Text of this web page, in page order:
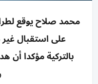
محمد صلاح يوقع
على استقبال
بالتركية مؤكدا أن